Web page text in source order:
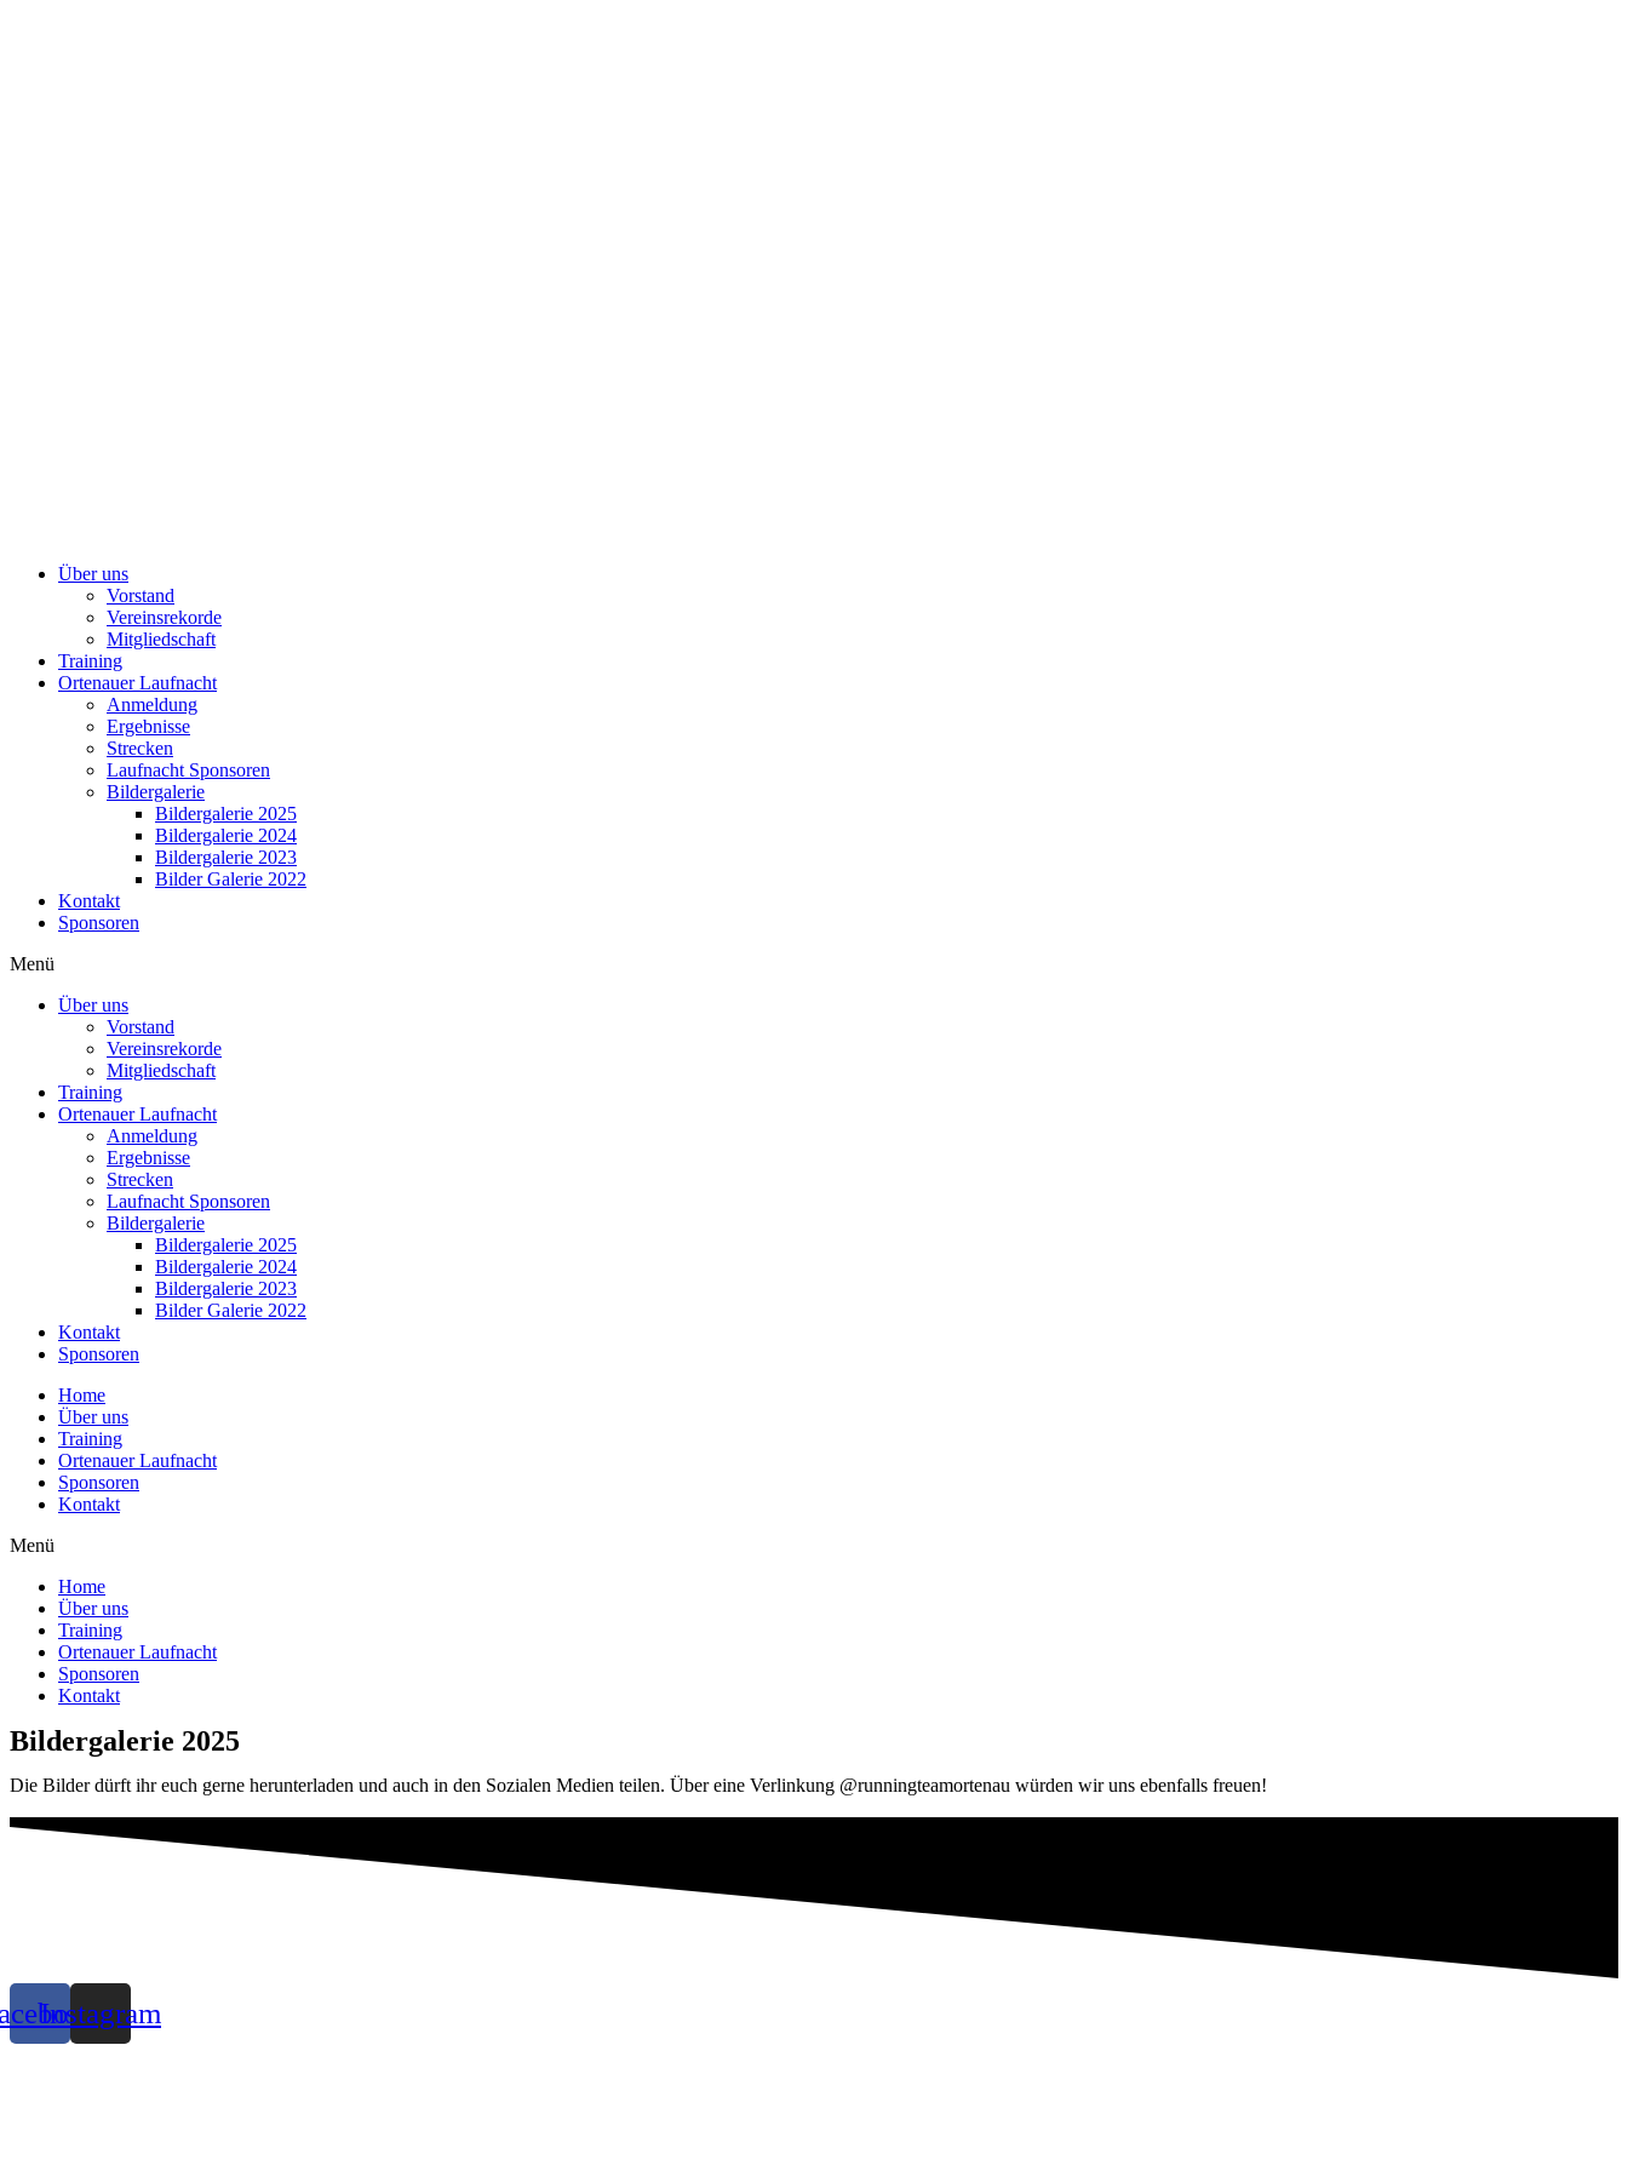
Über uns
Vorstand
Vereinsrekorde
Mitgliedschaft
Training
Ortenauer Laufnacht
Anmeldung
Ergebnisse
Strecken
Laufnacht Sponsoren
Bildergalerie
Bildergalerie 2025
Bildergalerie 2024
Bildergalerie 2023
Bilder Galerie 2022
Kontakt
Sponsoren
Menü
Über uns
Vorstand
Vereinsrekorde
Mitgliedschaft
Training
Ortenauer Laufnacht
Anmeldung
Ergebnisse
Strecken
Laufnacht Sponsoren
Bildergalerie
Bildergalerie 2025
Bildergalerie 2024
Bildergalerie 2023
Bilder Galerie 2022
Kontakt
Sponsoren
Home
Über uns
Training
Ortenauer Laufnacht
Sponsoren
Kontakt
Menü
Home
Über uns
Training
Ortenauer Laufnacht
Sponsoren
Kontakt
Bildergalerie 2025
Die Bilder dürft ihr euch gerne herunterladen und auch in den Sozialen Medien teilen. Über eine Verlinkung @runningteamortenau würden wir uns ebenfalls freuen!
Instagram